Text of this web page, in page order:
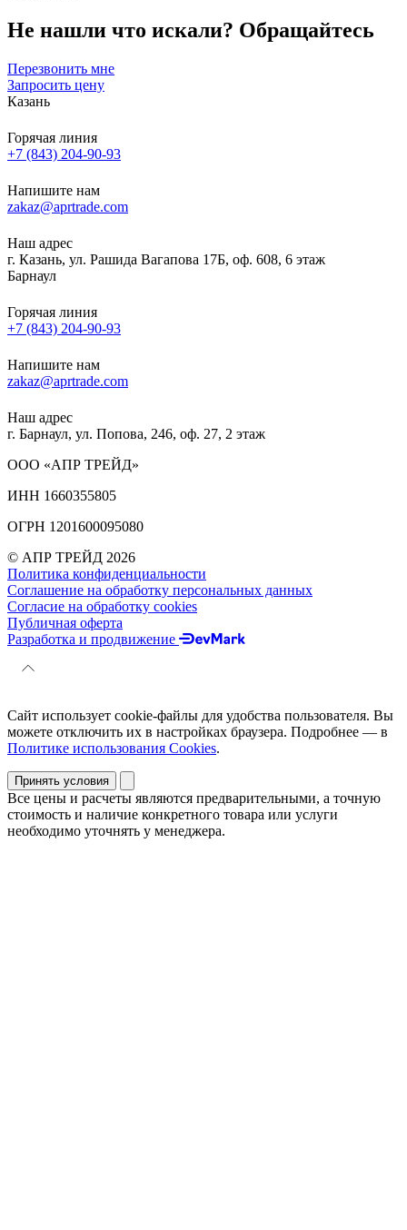
Не нашли что искали? Обращайтесь
Перезвонить мне
Запросить цену
Казань
Горячая линия
+7 (843) 204-90-93
Напишите нам
zakaz@aprtrade.com
Наш адрес
г. Казань, ул. Рашида Вагапова 17Б, оф. 608, 6 этаж
Барнаул
Горячая линия
+7 (843) 204-90-93
Напишите нам
zakaz@aprtrade.com
Наш адрес
г. Барнаул, ул. Попова, 246, оф. 27, 2 этаж
ООО «АПР ТРЕЙД»
ИНН 1660355805
ОГРН 1201600095080
© АПР ТРЕЙД 2026
Политика конфиденциальности
Соглашение на обработку персональных данных
Согласие на обработку cookies
Публичная оферта
Разработка и продвижение
Сайт использует cookie-файлы для удобства пользователя. Вы
можете отключить их в настройках браузера. Подробнее — в
Политике использования Cookies.
Принять условия
Все цены и расчеты являются предварительными, а точную
стоимость и наличие конкретного товара или услуги
необходимо уточнять у менеджера.